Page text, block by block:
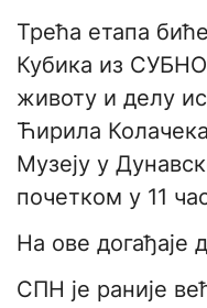
Трећа етапа
Кубика из
животу и делу
Ћирила
Музеју у
почетком у 11
На ове догађаје
СПН је раније